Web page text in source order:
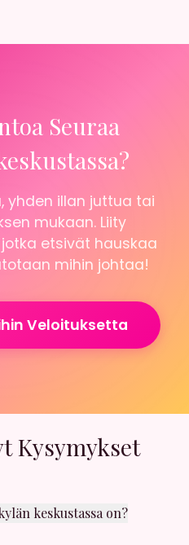
Seuraa
yhden illan juttua tai
mukaan. Liity
etsivät hauskaa
mihin johtaa!
Veloituksetta
Kysymykset
keskustassa on?